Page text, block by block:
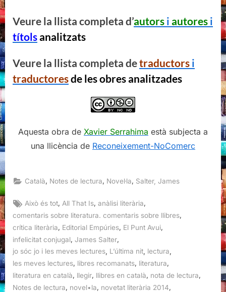
Veure la llista completa d’autors i autores i
títolsanalitzats
Veure la llista completa detraductors i
traductoresde les obres analitzades
Aquesta obra de Xavier Serrahima està subjecta a
una llicència de Reconeixement-NoComerc
Català, Notes de lectura, Novel·la, Salter, James
Tags:
Això és tot, All That Is,anàlisi literària,
comentaris sobre literatura. comentaris sobre llibres,
crítica literària
Editorial Empúries El Punt Avui
infelicitat conjugal James Salter
jo sóc jo i les meves lectures L’última nit lectura
les meves lectures, libres recomanats, literatura,
literatura en català
llegir llibres en català nota de lectura
Notes de lectura
novel•la novetat literària 2014